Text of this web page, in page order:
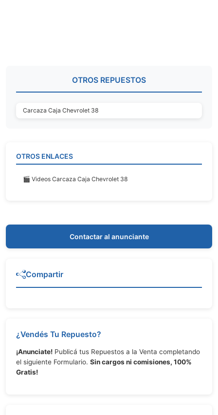
OTROS REPUESTOS
Carcaza Caja Chevrolet 38
OTROS ENLACES
🎬 Videos Carcaza Caja Chevrolet 38
Contactar al anunciante
Compartir
¿Vendés Tu Repuesto?
¡Anunciate! Publicá tus Repuestos a la Venta completando
el siguiente Formulario. Sin cargos ni comisiones, 100%
Gratis!